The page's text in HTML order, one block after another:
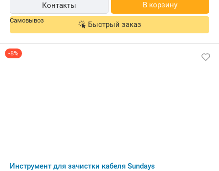
Контакты В корзину
Быстрый заказ
-8%
Инструмент для зачистки кабеля Sundays